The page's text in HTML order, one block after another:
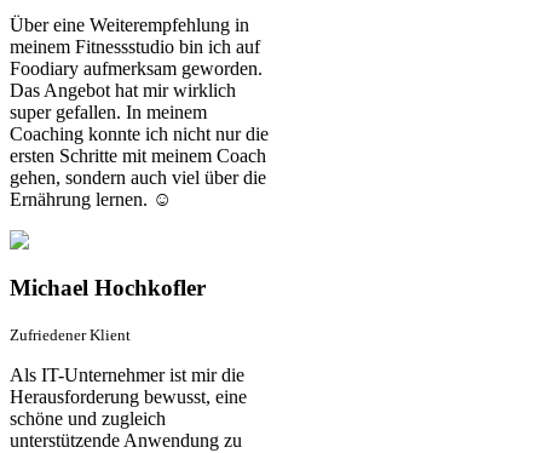
Über eine Weiterempfehlung in
meinem Fitnessstudio bin ich auf
Foodiary aufmerksam geworden.
Das Angebot hat mir wirklich
super gefallen. In meinem
Coaching konnte ich nicht nur die
ersten Schritte mit meinem Coach
gehen, sondern auch viel über die
Ernährung lernen. ☺️
Michael Hochkofler
Zufriedener Klient
Als IT-Unternehmer ist mir die
Herausforderung bewusst, eine
schöne und zugleich
unterstützende Anwendung zu